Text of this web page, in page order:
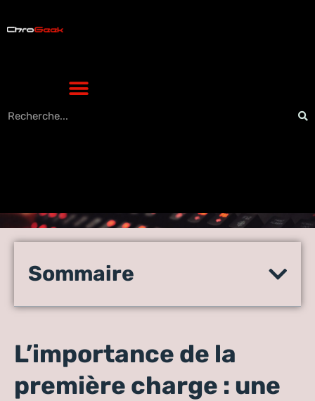
combien de temps charger
?
Sommaire
L’importance de la
première charge : une